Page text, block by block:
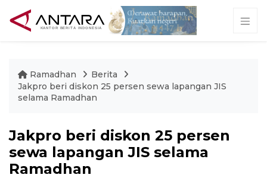
Ramadhan
Berita
Jakpro beri diskon 25 persen sewa lapangan JIS
selama Ramadhan
Jakpro beri diskon 25 persen
sewa lapangan JIS selama
Ramadhan